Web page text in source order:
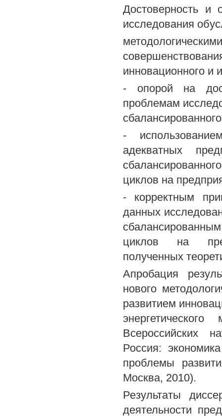
Достоверность и
исследования
инновационного и
- опорой на
проблемам
-
адекватных
циклов на
- корректным
данных
циклов на
полученных
Апробация
нового
развитием
Всероссийских
Россия:
проблемы
Москва, 2010).
Результаты
деятельности